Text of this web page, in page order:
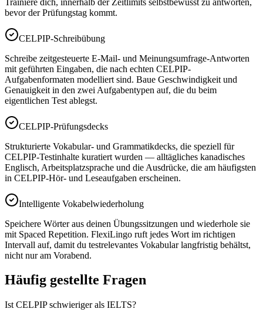
bevor der Prüfungstag kommt.
CELPIP-Schreibübung
Schreibe zeitgesteuerte E-Mail- und Meinungsumfrage-Antworten
mit geführten Eingaben, die nach echten CELPIP-
Aufgabenformaten modelliert sind. Baue Geschwindigkeit und
Genauigkeit in den zwei Aufgabentypen auf, die du beim
eigentlichen Test ablegst.
CELPIP-Prüfungsdecks
Strukturierte Vokabular- und Grammatikdecks, die speziell für
CELPIP-Testinhalte kuratiert wurden — alltägliches kanadisches
Englisch, Arbeitsplatzsprache und die Ausdrücke, die am häufigsten
in CELPIP-Hör- und Leseaufgaben erscheinen.
Intelligente Vokabelwiederholung
Speichere Wörter aus deinen Übungssitzungen und wiederhole sie
mit Spaced Repetition. FlexiLingo ruft jedes Wort im richtigen
Intervall auf, damit du testrelevantes Vokabular langfristig behältst,
nicht nur am Vorabend.
Häufig gestellte Fragen
Ist CELPIP schwieriger als IELTS?